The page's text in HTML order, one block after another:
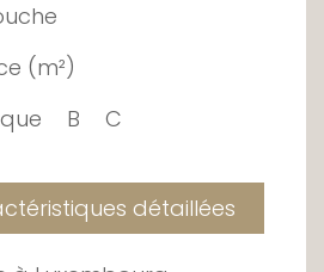
(m²)
B C
détaillées